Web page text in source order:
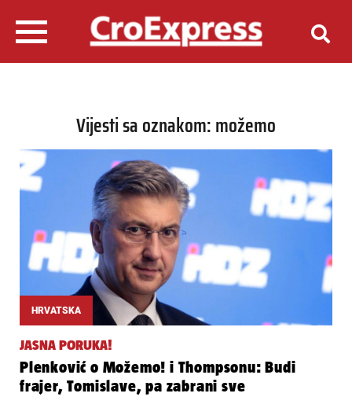
Vijesti sa oznakom: možemo
HRVATSKA
JASNA PORUKA!
Plenković o Možemo! i Thompsonu: Budi
frajer, Tomislave, pa zabrani sve